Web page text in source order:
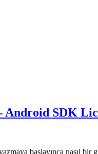
Android SDK
başlayınca nasıl